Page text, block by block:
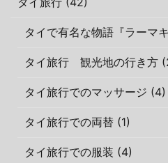
タイで有名な物語『ラーマ
タイ旅行 観光地の行き方
タイ旅行でのマッサージ (4)
タイ旅行での両替 (1)
タイ旅行での服装 (4)